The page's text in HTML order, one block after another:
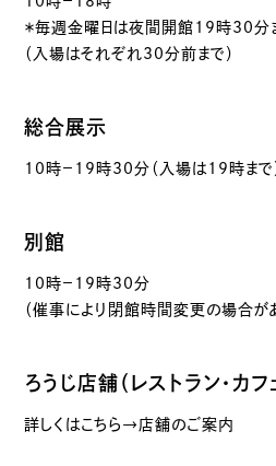
＊毎週金曜日は夜間開館19時30分
（入場はそれぞれ30分前まで）
総合展示
10時－19時30分（入場は19時まで
別館
10時－19時30分
（催事により閉館時間変更の場合があ
ろうじ店舗（レストラン・カフ
詳しくはこちら→店舗のご案内